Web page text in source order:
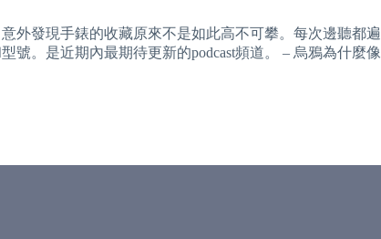
外發現手錶的收藏原來不是如此高不可攀。每次邊聽都遍
號。是近期內最期待更新的podcast頻道。 – 烏鴉為什麼像